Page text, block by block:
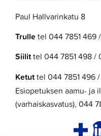
Paul Hallvarinkatu 8
Trulletel 044 7851 469
Siilittel 044 7851 498 /
Ketuttel 044 7851 496
Esiopetuksen aamu- ja
(varhaiskasvatus), 044